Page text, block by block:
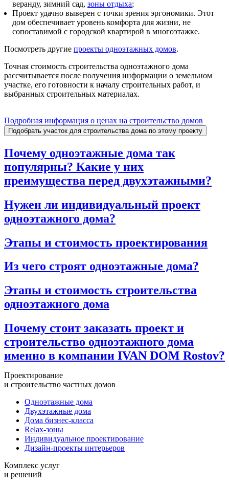
веранду, зимний сад, зоны отдыха;
Проект удачно выверен с точки зрения эргономики. Этот
дом обеспечивает уровень комфорта для жизни, не
сопоставимой с городской квартирой в многоэтажке.
Посмотреть другие проекты одноэтажных домов.
Точная стоимость строительства одноэтажного дома
рассчитывается после получения информации о земельном
участке, его готовности к началу строительных работ, и
выбранных строительных материалах.
Подробная информация о ценах на строительство домов
Подобрать участок для строительства дома по этому проекту
Почему одноэтажные дома так
популярны? Какие у них
преимущества перед двухэтажными?
Нужен ли индивидуальный проект
одноэтажного дома?
Этапы и стоимость проектирования
Из чего строят одноэтажные дома?
Этапы и стоимость строительства
одноэтажного дома
Почему стоит заказать проект и
строительство одноэтажного дома
именно в компании IVAN DOM Rostov?
Проектирование
и строительство частных домов
Одноэтажные дома
Двухэтажные дома
Дома бизнес-класса
Relax-зоны
Индивидуальное проектирование
Дизайн-проекты интерьеров
Комплекс услуг
и решений